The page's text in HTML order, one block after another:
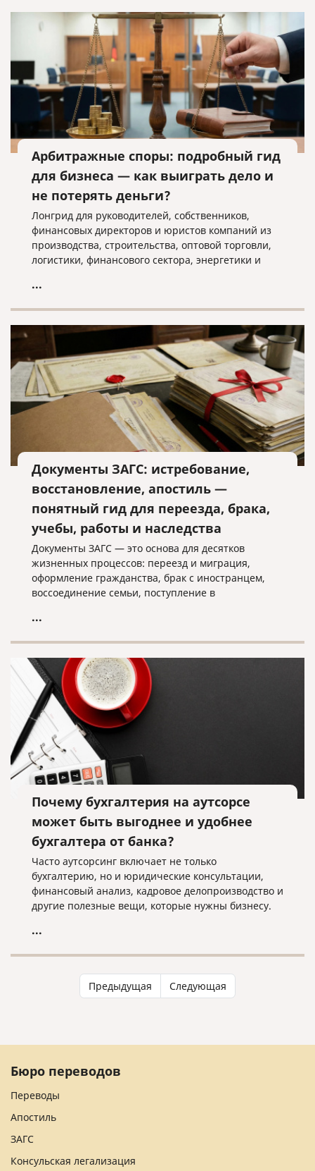
Арбитражные споры: подробный гид
для бизнеса — как выиграть дело и
не потерять деньги?
Лонгрид для руководителей, собственников,
финансовых директоров и юристов компаний из
производства, строительства, оптовой торговли,
логистики, финансового сектора, энергетики и
этапами, документами, рисками и блоком «вопрос
...
Документы ЗАГС: истребование,
восстановление, апостиль —
понятный гид для переезда, брака,
учебы, работы и наследства
Документы ЗАГС — это основа для десятков
жизненных процессов: переезд и миграция,
оформление гражданства, брак с иностранцем,
воссоединение семьи, поступление в
наследство и сделки с собственностью.
...
Почему бухгалтерия на аутсорсе
может быть выгоднее и удобнее
бухгалтера от банка?
Часто аутсорсинг включает не только
бухгалтерию, но и юридические консультации,
финансовый анализ, кадровое делопроизводство и
другие полезные вещи, которые нужны бизнесу.
...
Предыдущая Следующая
Бюро переводов
Переводы
Апостиль
ЗАГС
Консульская легализация